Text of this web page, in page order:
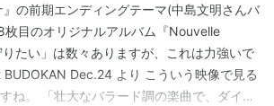
の前期エンディングテーマ(中島文明さんバ
目のオリジナルアルバム『Nouvelle
たい」は数々ありますが、これは力強いで
Dec.24 より こういう映像で見る
ね。 「壮大なバラード調の楽曲で、ダイナ